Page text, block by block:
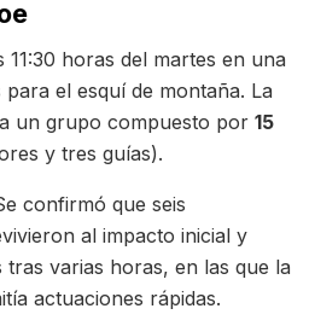
11:30 horas del martes en una
el esquí de montaña. La
un grupo compuesto por 15
y tres guías).
confirmó que seis
al impacto inicial y
varias horas, en las que la
actuaciones rápidas.